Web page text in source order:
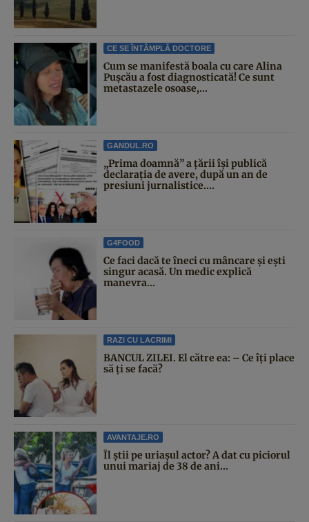
CE SE ÎNTÂMPLĂ DOCTORE
Cum se manifestă boala cu care Alina
Pușcău a fost diagnosticată! Ce sunt
metastazele osoase,...
GANDUL.RO
„Prima doamnă” a țării își publică
declarația de avere, după un an de
presiuni jurnalistice....
G4FOOD
Ce faci dacă te îneci cu mâncare și ești
singur acasă. Un medic explică
manevra...
RAZI CU LACRIMI
BANCUL ZILEI. El către ea: – Ce îți place
să ți se facă?
AVANTAJE.RO
Îl știi pe uriașul actor? A dat cu piciorul
unui mariaj de 38 de ani...